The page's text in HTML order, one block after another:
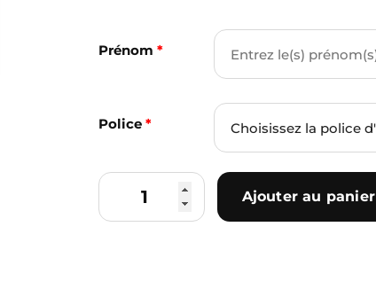
Prénom *
Police *
Ajouter au panier